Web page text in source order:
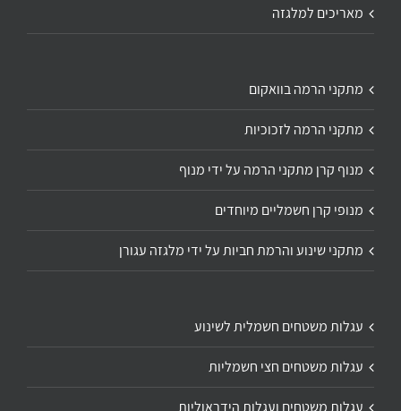
מאריכים למלגזה
מתקני הרמה בוואקום
מתקני הרמה לזכוכיות
מנוף קרן מתקני הרמה על ידי מנוף
מנופי קרן חשמליים מיוחדים
מתקני שינוע והרמת חביות על ידי מלגזה עגורן
עגלות משטחים חשמלית לשינוע
עגלות משטחים חצי חשמליות
עגלות משטחים ועגלות הידראוליות